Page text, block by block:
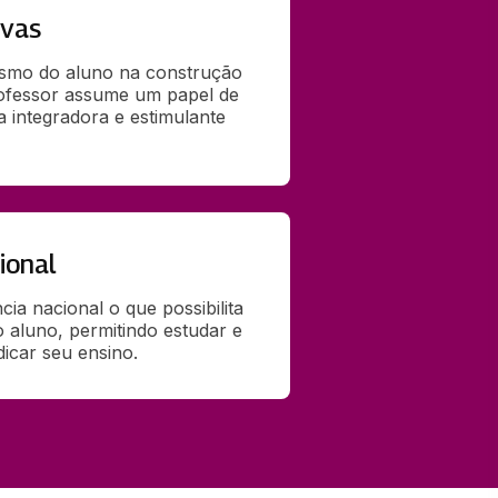
do aluno na construção
assume um papel de
integradora e estimulante
nacional o que possibilita
aluno, permitindo estudar e
seu ensino.